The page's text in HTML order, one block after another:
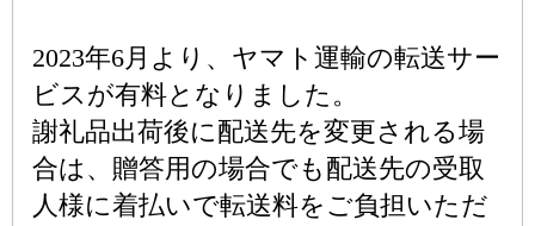
2023年6月より、ヤマト運輸の転送サー
ビスが有料となりました。
謝礼品出荷後に配送先を変更される場
合は、贈答用の場合でも配送先の受取
人様に着払いで転送料をご負担いただ